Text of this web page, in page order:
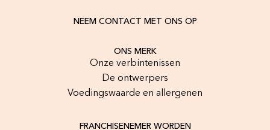
NEEM CONTACT MET ONS OP
ONS MERK
Onze verbintenissen
De ontwerpers
Voedingswaarde en allergenen
FRANCHISENEMER WORDEN